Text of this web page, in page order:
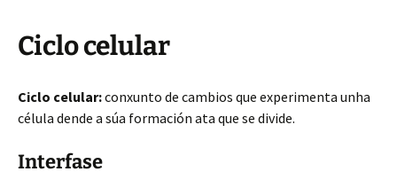
Ciclo celular
Ciclo celular:conxunto de cambios que experimenta unha
célula dende a súa formación ata que se divide.
Interfase